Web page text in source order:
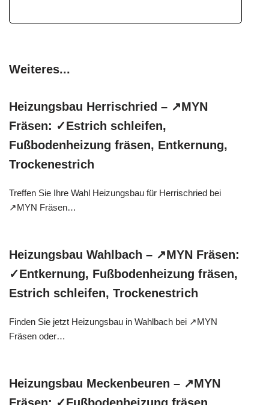
Weiteres...
Heizungsbau Herrischried – ↗️MYN
Fräsen: ✓Estrich schleifen,
Fußbodenheizung fräsen, Entkernung,
Trockenestrich
Treffen Sie Ihre Wahl Heizungsbau für Herrischried bei
↗️MYN Fräsen…
Heizungsbau Wahlbach – ↗️MYN Fräsen:
✓Entkernung, Fußbodenheizung fräsen,
Estrich schleifen, Trockenestrich
Finden Sie jetzt Heizungsbau in Wahlbach bei ↗️MYN
Fräsen oder…
Heizungsbau Meckenbeuren – ↗️MYN